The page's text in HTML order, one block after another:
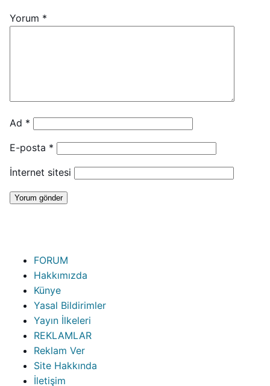
Yorum *
Ad *
E-posta *
İnternet sitesi
FORUM
Hakkımızda
Künye
Yasal Bildirimler
Yayın İlkeleri
REKLAMLAR
Reklam Ver
Site Hakkında
İletişim